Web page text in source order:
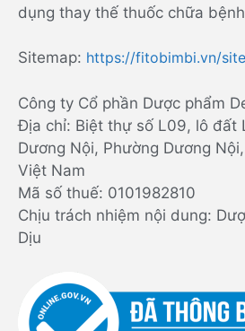
dụng thay thế thuốc chữa
Sitemap: https://fitobimbi.vn/
Công ty Cổ phần Dược phẩm
Địa chỉ: Biệt thự số L09, lô đất
Dương Nội, Phường Dương
Việt Nam
Mã số thuế: 0101982810
Chịu trách nhiệm nội dung:
Dịu